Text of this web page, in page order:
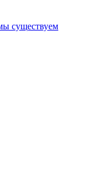
существуем